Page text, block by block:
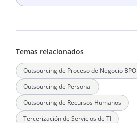
Temas relacionados
Outsourcing de Proceso de Negocio BPO
Outsourcing de Personal
Outsourcing de Recursos Humanos
Tercerización de Servicios de TI